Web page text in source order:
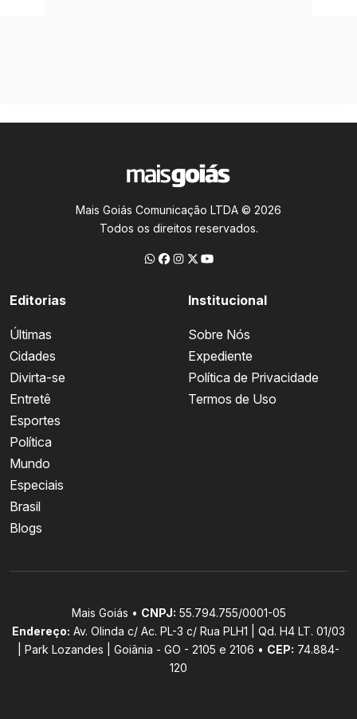
Mais Goiás Comunicação LTDA © 2026
Todos os direitos reservados.
Editorias
Últimas
Cidades
Divirta-se
Entretê
Esportes
Política
Mundo
Especiais
Brasil
Blogs
Institucional
Sobre Nós
Expediente
Política de Privacidade
Termos de Uso
Mais Goiás • CNPJ: 55.794.755/0001-05
Endereço: Av. Olinda c/ Ac. PL-3 c/ Rua PLH1 | Qd. H4 LT. 01/03
| Park Lozandes | Goiânia - GO - 2105 e 2106 • CEP: 74.884-
120